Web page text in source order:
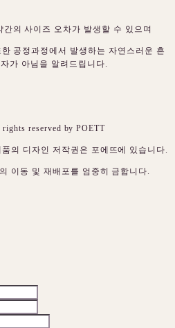
의 사이즈 오차가 발생할 수 있으며
공정과정에서 발생하는 자연스러운 흔
가 아님을 알려드립니다.
reserved by POETT
의 디자인 저작권은 포에뜨에 있습니다.
이동 및 재배포를 엄중히 금합니다.